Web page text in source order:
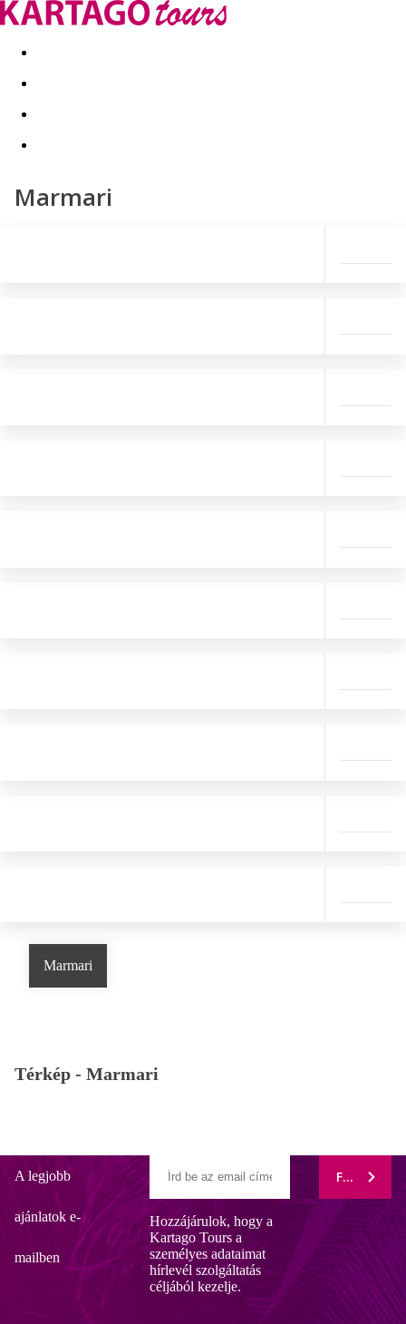
Kapcsolat Nyár 2026 Last Minute
Marmari
Marmari
Térkép - Marmari
A legjobb
ajánlatok e-
mailben
Hozzájárulok, hogy a
Kartago Tours a
személyes adataimat
hírlevél szolgáltatás
céljából kezelje.